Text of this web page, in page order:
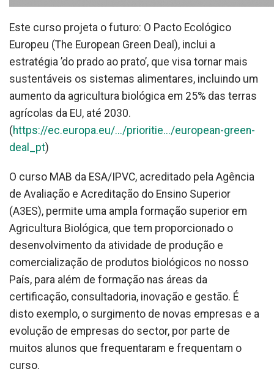
Este curso projeta o futuro: O Pacto Ecológico
Europeu (The European Green Deal), inclui a
estratégia ’do prado ao prato’, que visa tornar mais
sustentáveis os sistemas alimentares, incluindo um
aumento da agricultura biológica em 25% das terras
agrícolas da EU, até 2030.
(https://ec.europa.eu/.../prioritie.../european-green-
deal_pt)
O curso MAB da ESA/IPVC, acreditado pela Agência
de Avaliação e Acreditação do Ensino Superior
(A3ES), permite uma ampla formação superior em
Agricultura Biológica, que tem proporcionado o
desenvolvimento da atividade de produção e
comercialização de produtos biológicos no nosso
País, para além de formação nas áreas da
certificação, consultadoria, inovação e gestão. É
disto exemplo, o surgimento de novas empresas e a
evolução de empresas do sector, por parte de
muitos alunos que frequentaram e frequentam o
curso.